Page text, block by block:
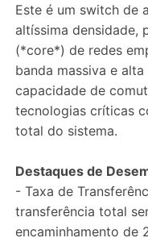
Este é um switch de
altíssima densidade,
(*core*) de redes
banda massiva e
capacidade de
tecnologias críticas
total do sistema.
Destaques de
- Taxa de
transferência total
encaminhamento de